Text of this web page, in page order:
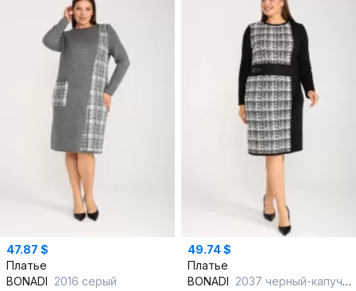
47.87 $
Платье
BONADI 2016 серый
49.74 $
Платье
BONADI 2037 черный-капучино